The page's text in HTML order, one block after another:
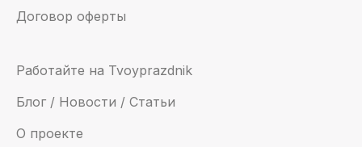
Договор оферты
Работайте на Tvoyprazdnik
Блог / Новости / Статьи
О проекте